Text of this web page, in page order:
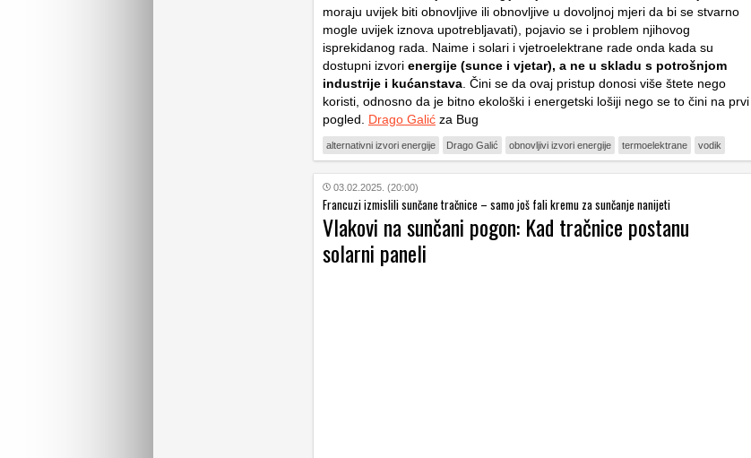
moraju uvijek biti obnovljive ili obnovljive u dovoljnoj mjeri da bi se stvarno
mogle uvijek iznova upotrebljavati), pojavio se i problem njihovog
isprekidanog rada. Naime i solari i vjetroelektrane rade onda kada su
dostupni izvori energije (sunce i vjetar), a ne u skladu s potrošnjom
industrije i kućanstava . Čini se da ovaj pristup donosi više štete nego
koristi, odnosno da je bitno ekološki i energetski lošiji nego se to čini na prvi
pogled. Drago Galić za Bug
alternativni izvori energije Drago Galić obnovljivi izvori energije termoelektrane vodik
03.02.2025. (20:00)
Francuzi izmislili sunčane tračnice – samo još fali kremu za sunčanje nanijeti
Vlakovi na sunčani pogon: Kad tračnice postanu
solarni paneli